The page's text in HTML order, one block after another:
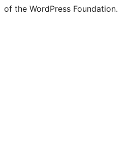
of the WordPress Foundation.